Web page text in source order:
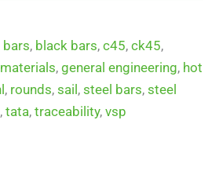
bars, black bars,c45,ck45,
,general engineering, hot
, rounds,sail ,steel bars,steel
,tata,traceability,vsp